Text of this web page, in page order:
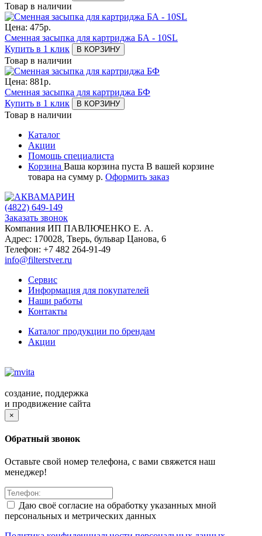
Товар в наличии
Цена: 475р.
Сменная засыпка для картриджа БА - 10SL
Купить в 1 клик
В КОРЗИНУ
Товар в наличии
Цена: 881р.
Сменная засыпка для картриджа БФ
Купить в 1 клик
В КОРЗИНУ
Товар в наличии
Каталог
Акции
Помощь специалиста
Корзина Ваша корзина пуста В вашей корзине
товара на сумму р. Оформить заказ
(4822) 649-149
Заказать звонок
Компания ИП ПАВЛЮЧЕНКО Е. А.
Адрес: 170028, Тверь, бульвар Цанова, 6
Телефон: +7 482 264-91-49
info@filterstver.ru
Сервис
Информация для покупателей
Наши работы
Контакты
Каталог продукции по брендам
Акции
создание, поддержка
и продвижение сайта
×
Обратный звонок
Оставьте свой номер телефона, с вами свяжется наш
менеджер!
Даю своё согласие на обработку указанных мной
персональных и метрических данных